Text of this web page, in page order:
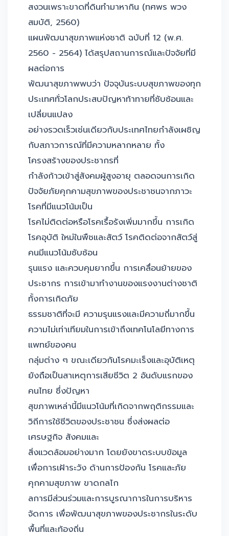
สงวนเพราะขาดที่ดินทำมาหากิน (ทศพร พวง
สมบัติ, 2560)
แผนพัฒนาสุขภาพแห่งชาติ ฉบับที่ 12 (พ.ศ.
2560 - 2564) ได้สรุปสถานการณ์และปัจจัยที่มี
ผลต่อการ
พัฒนาสุขภาพพบว่า ปัจจุบันระบบสุขภาพของทุก
ประเทศทั่วโลกประสบปัญหาท้าทายที่ซับซ้อนและ
เปลี่ยนแปลง
อย่างรวดเร็วเช่นเดียวกับประเทศไทยกำลังเผชิญ
กับสภาวการณ์ที่มีความหลากหลาย ทั้ง
โครงสร้างของประชากรที่
กำลังก้าวเข้าสู่สังคมผู้สูงอายุ ตลอดจนการเกิด
ปัจจัยภัยคุกคามสุขภาพของประชาชนจากภาวะ
โรคที่มีแนวโน้มเป็น
โรคไม่ติดต่อหรือโรคเรื้อรังเพิ่มมากขึ้น การเกิด
โรคอุบัติ ใหม่ในพืชและสัตว์ โรคติดต่อจากสัตว์สู่
คนมีแนวโน้มซับซ้อน
รุนแรง และควบคุมยากขึ้น การเคลื่อนย้ายของ
ประชากร การเข้ามาทำงานของแรงงานต่างชาติ
ทั้งการเกิดภัย
ธรรมชาติที่จะมี ความรุนแรงและมีความถี่มากขึ้น
ความไม่เท่าเทียมในการเข้าถึงเทคโนโลยีทางการ
แพทย์ของคน
กลุ่มต่าง ๆ ขณะเดียวกันโรคมะเร็งและอุบัติเหตุ
ยังถือเป็นสาเหตุการเสียชีวิต 2 อันดับแรกของ
คนไทย ซึ่งปัญหา
สุขภาพเหล่านี้มีแนวโน้มที่เกิดจากพฤติกรรมและ
วิถีการใช้ชีวิตของประชาชน ซึ่งส่งผลต่อ
เศรษฐกิจ สังคมและ
สิ่งแวดล้อมอย่างมาก โดยยังขาดระบบข้อมูล
เพื่อการเฝ้าระวัง ด้านการป้องกัน โรคและภัย
คุกคามสุขภาพ ขาดกลไก
ลการมีส่วนร่วมและการบูรณาการในการบริหาร
จัดการ เพื่อพัฒนาสุขภาพของประชากรในระดับ
พื้นที่และท้องถิ่น